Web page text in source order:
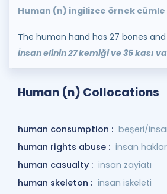
Human (n) ingilizce örnek cümle
The human hand has 27 bones
İnsan elinin 27 kemiği ve 35 kası
Human (n) Collocations
human consumption : beşeri/
human rights abuse : insan
human casualty : insan zayiatı
human skeleton : insan iskeleti